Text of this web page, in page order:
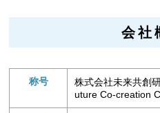
会社
称号
株式会社未来共創
uture Co-creation